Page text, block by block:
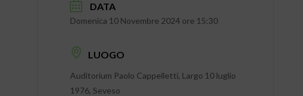
DATA
Domenica 10 Novembre 2024 ore 15:30
LUOGO
Auditorium Paolo Cappelletti, Largo 10 luglio
1976, Seveso